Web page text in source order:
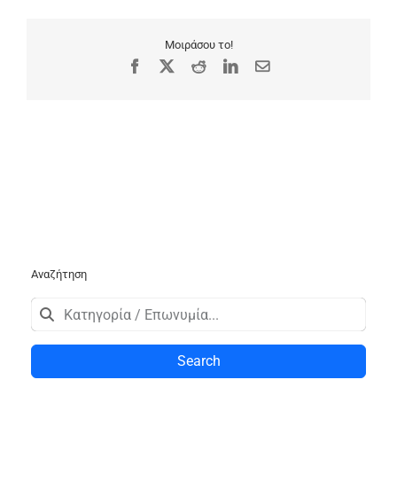
Μοιράσου το!
Facebook RedditLinkedIn
Email
Αναζήτηση
Search